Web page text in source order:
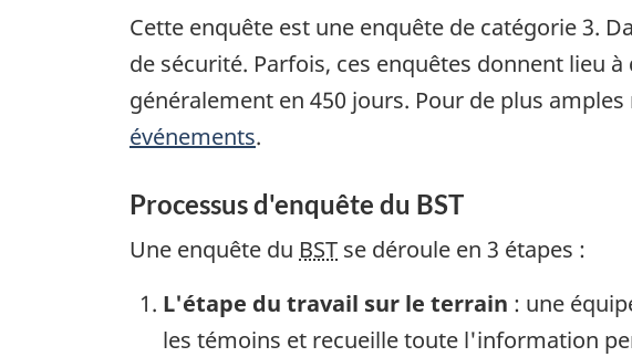
Cette enquête est une enquête de catégorie 3.
de sécurité. Parfois, ces enquêtes donnent lieu
généralement en 450 jours. Pour de plus
événements.
Processus d'enquête du BST
Une enquête du BST se déroule en 3 étapes :
L'étape du travail sur le terrain : une
les témoins et recueille toute l'information